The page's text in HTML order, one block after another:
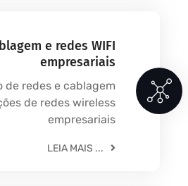
e redes WIFI
empresariais
de redes e cablagem
de redes wireless
empresariais
LEIA MAIS ...